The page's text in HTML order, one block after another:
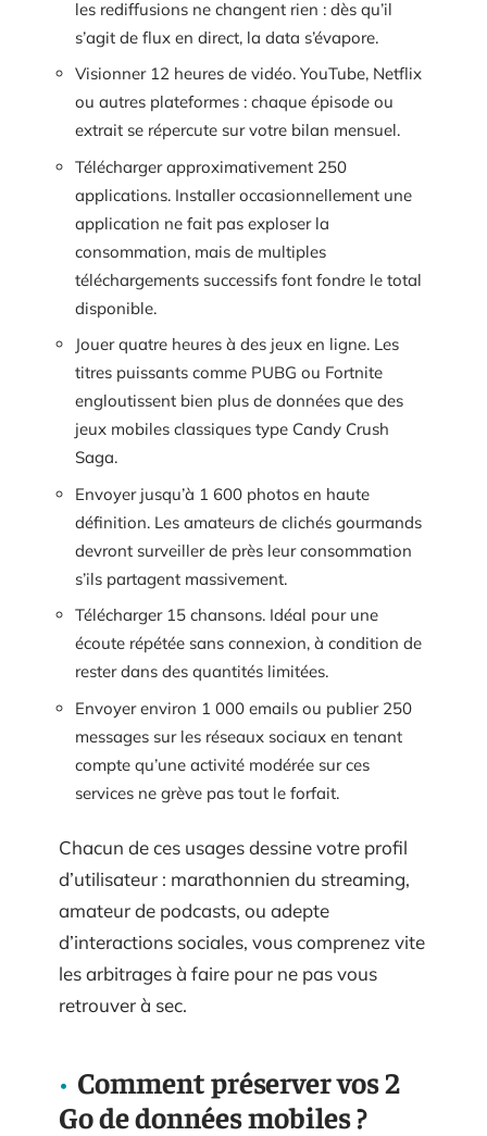
les rediffusions ne changent rien : dès qu’il
s’agit de flux en direct, la data s’évapore.
Visionner 12 heures de vidéo. YouTube, Netflix
ou autres plateformes : chaque épisode ou
extrait se répercute sur votre bilan mensuel.
Télécharger approximativement 250
applications. Installer occasionnellement une
application ne fait pas exploser la
consommation, mais de multiples
téléchargements successifs font fondre le total
disponible.
Jouer quatre heures à des jeux en ligne. Les
titres puissants comme PUBG ou Fortnite
engloutissent bien plus de données que des
jeux mobiles classiques type Candy Crush
Saga.
Envoyer jusqu’à 1 600 photos en haute
définition. Les amateurs de clichés gourmands
devront surveiller de près leur consommation
s’ils partagent massivement.
Télécharger 15 chansons. Idéal pour une
écoute répétée sans connexion, à condition de
rester dans des quantités limitées.
Envoyer environ 1 000 emails ou publier 250
messages sur les réseaux sociaux en tenant
compte qu’une activité modérée sur ces
services ne grève pas tout le forfait.
Chacun de ces usages dessine votre profil
d’utilisateur : marathonnien du streaming,
amateur de podcasts, ou adepte
d’interactions sociales, vous comprenez vite
les arbitrages à faire pour ne pas vous
retrouver à sec.
Comment préserver vos 2
Go de données mobiles ?